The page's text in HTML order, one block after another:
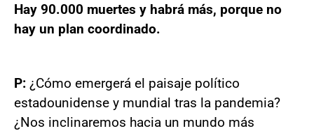
Hay 90.000 muertes y habrá más, porque no
hay un plan coordinado.
P: ¿Cómo emergerá el paisaje político
estadounidense y mundial tras la pandemia?
¿Nos inclinaremos hacia un mundo más